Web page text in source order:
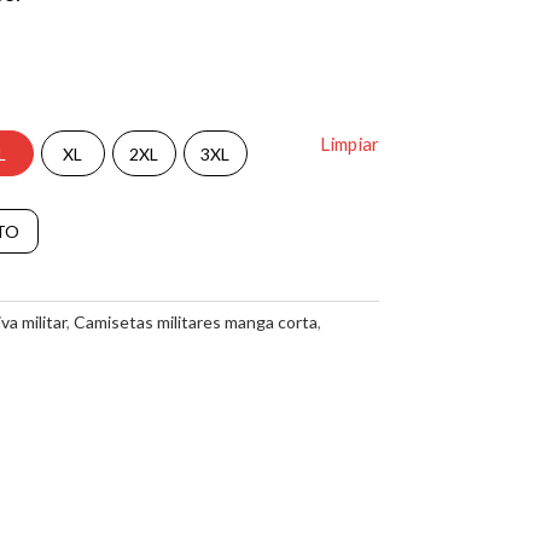
XL 2XL 3XL Limpiar
militar, Camisetas militares manga corta,